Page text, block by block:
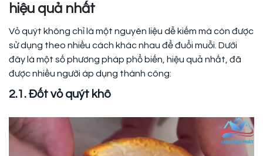
hiệu quả nhất
Vỏ quýt không chỉ là một nguyên liệu dễ kiếm mà còn được
sử dụng theo nhiều cách khác nhau để đuổi muỗi. Dưới
đây là một số phương pháp phổ biến, hiệu quả nhất, đã
được nhiều người áp dụng thành công:
2.1. Đốt vỏ quýt khô